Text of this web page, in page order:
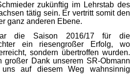
zukünftig im Lehrstab des
tätig sein. Er vertritt somit den
ganz anderen Ebene.
die Saison 2016/17 für die
ein riesengroßer Erfolg, wo
sondern übertroffen wurden.
großer Dank unserem SR-Obmann
auf diesem Weg wahnsinnig